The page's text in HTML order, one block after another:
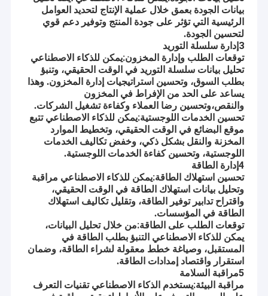
الصفحة الرئيسية
منتجات
معلومات عنا
جولة في المعمل
مراقبة الجودة
بيانات الجودة بعمق خلال عملية الإنتاج لتحديد العوامل
الرئيسية التي تؤثر على جودة المنتج وتوفير دعم قوي
لتحسين الجودة.
3إدارة سلسلة التوريد
توقعات الطلب وإدارة المخزون:يمكن للذكاء الاصطناعي
تحليل بيانات سلسلة التوريد في الوقت الحقيقي، وتنبؤ
بطلب السوق، وتحسين استراتيجيات إدارة المخزون. وهذا
يساعد على الحد من الإفراط في المخزون
والنقص،وتحسين رضا العملاء وكفاءة تشغيل الشركات.
تحسين الخدمات اللوجستية:يمكن للذكاء الاصطناعي تتبع
موقع البضائع في الوقت الحقيقي، وتخطيط الموارد
المخزنة والنقل بشكل ذكي، وخفض تكاليف الخدمات
اللوجستية، وتحسين كفاءة الخدمات اللوجستية.
4إدارة الطاقة
تحسين استهلاك الطاقة:يمكن للذكاء الاصطناعي مراقبة
وتحليل بيانات استهلاك الطاقة في الوقت الحقيقي،
واقتراح تدابير توفير الطاقة، وتقليل تكاليف استهلاك
الطاقة في المؤسسات.
توقعات الطلب على الطاقة:من خلال تحليل البيانات،
يمكن للذكاء الاصطناعي التنبؤ بطلب الطاقة في
المستقبل، وصياغة خطط معقولة لشراء الطاقة، وضمان
استقرار واقتصاد إمدادات الطاقة.
5مراقبة السلامة
مراقبة البيئة:يستخدم الذكاء الاصطناعي تقنيات التعرف
ملف شركة جيانغسو لشركة جيانغسو جينوانغ للعلوم والتكنولوجيا الذكية
المحدودة.
تأسست شركة جيانغسو جينوانغ للعلوم والتكنولوجيا الذكية المحدودة
(JWIM) في عام 2005، وهي مؤسسة ذات تقنية عالية متخصصة في
البحث والتطوير والتصنيع والمبيعات والخدمة للمصانع الذكية للمبيدات
والأسمدة والأدوية البيطرية والأعلاف (المعالجة الذكية، التعبئة الذكية،
التخزين الذكي والمكاتب الذكية). على مدى العشرين عامًا الماضية، خدمت
والخارج. في الوقت الحالي، يبلغ رأس مال الشركة المسجل 20 مليونًا،